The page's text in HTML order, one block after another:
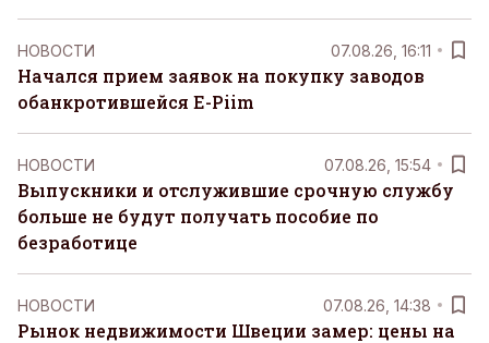
НОВОСТИ 07.08.26, 16:11
Начался прием заявок на покупку заводов
обанкротившейся E-Piim
НОВОСТИ 07.08.26, 15:54
Выпускники и отслужившие срочную службу
больше не будут получать пособие по
безработице
НОВОСТИ 07.08.26, 14:38
Рынок недвижимости Швеции замер: цены на